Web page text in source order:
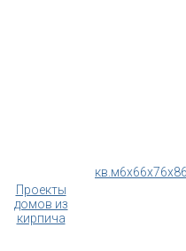
Проекты
домов из
кирпича
кв.м6x66x76x8